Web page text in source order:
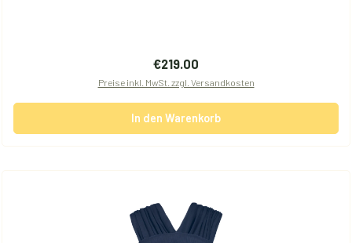
Regulärer Preis:
€219.00
Preise inkl. MwSt. zzgl. Versandkosten
In den Warenkorb